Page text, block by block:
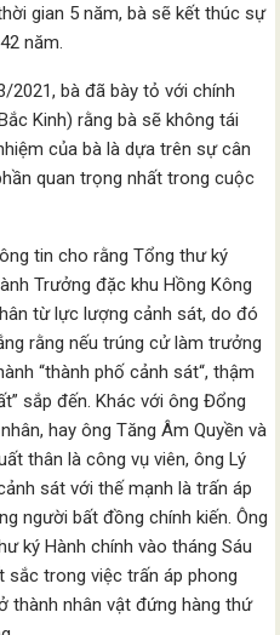
gian 5 năm, bà sẽ kết thúc sự
năm.
2021, bà đã bày tỏ với chính
Kinh) rằng bà sẽ không tái
của bà là dựa trên sự cân
quan trọng nhất trong cuộc
tin cho rằng Tổng thư ký
Trưởng đặc khu Hồng Kông
từ lực lượng cảnh sát, do đó
rằng nếu trúng cử làm trưởng
“thành phố cảnh sát“, thậm
sắp đến. Khác với ông Đổng
hay ông Tăng Âm Quyền và
thân là công vụ viên, ông Lý
sát với thế mạnh là trấn áp
người bất đồng chính kiến. Ông
ký Hành chính vào tháng Sáu
sắc trong việc trấn áp phong
thành nhân vật đứng hàng thứ